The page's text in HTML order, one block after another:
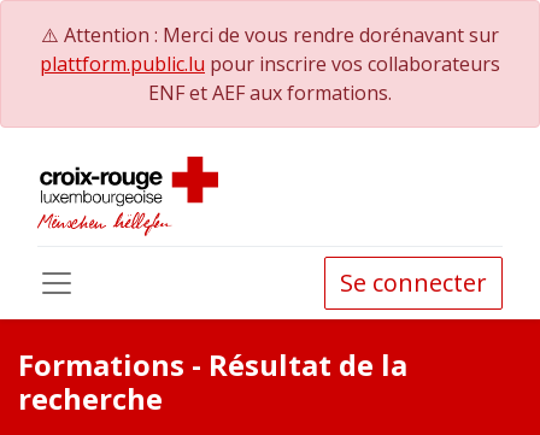
⚠️ Attention : Merci de vous rendre dorénavant sur
plattform.public.lu pour inscrire vos collaborateurs
ENF et AEF aux formations.
Se connecter
Formations - Résultat de la
recherche